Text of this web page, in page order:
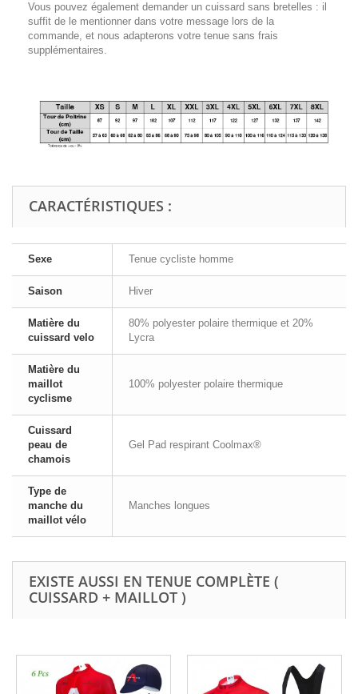
Vous pouvez également demander un cuissard sans bretelles : il
suffit de le mentionner dans votre message lors de la
commande, et nous adapterons votre tenue sans frais
supplémentaires.
CARACTÉRISTIQUES :
Sexe Tenue cycliste homme
Saison Hiver
Matière du
cuissard velo
80% polyester polaire thermique et 20%
Lycra
Matière du
maillot
cyclisme
100% polyester polaire thermique
Cuissard
peau de
chamois
Gel Pad respirant Coolmax®
Type de
manche du
maillot vélo
Manches longues
EXISTE AUSSI EN TENUE COMPLÈTE (
CUISSARD + MAILLOT )